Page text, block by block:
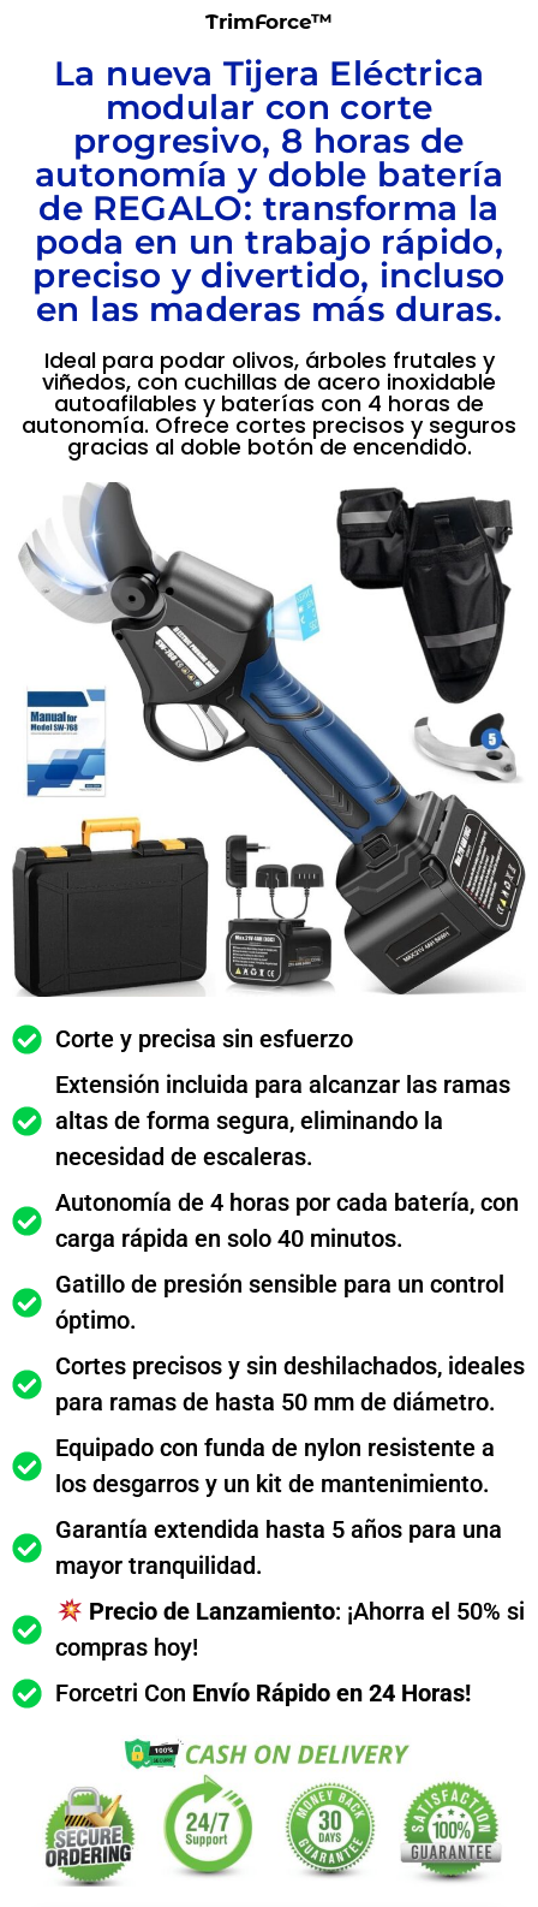
TrimForce™
La nueva Tijera Eléctrica
modular con corte
progresivo, 8 horas de
autonomía y doble batería
de REGALO: transforma la
poda en un trabajo rápido,
preciso y divertido, incluso
en las maderas más duras.
Ideal para podar olivos, árboles frutales y
viñedos, con cuchillas de acero inoxidable
autoafilables y baterías con 4 horas de
autonomía. Ofrece cortes precisos y seguros
gracias al doble botón de encendido.
Corte y precisa sin esfuerzo
Extensión incluida para alcanzar las ramas
altas de forma segura, eliminando la
necesidad de escaleras.
Autonomía de 4 horas por cada batería, con
carga rápida en solo 40 minutos.
Gatillo de presión sensible para un control
óptimo.
Cortes precisos y sin deshilachados, ideales
para ramas de hasta 50 mm de diámetro.
Equipado con funda de nylon resistente a
los desgarros y un kit de mantenimiento.
Garantía extendida hasta 5 años para una
mayor tranquilidad.
Precio de Lanzamiento: ¡Ahorra el 50% si
compras hoy!
Forcetri Con Envío Rápido en 24 Horas!